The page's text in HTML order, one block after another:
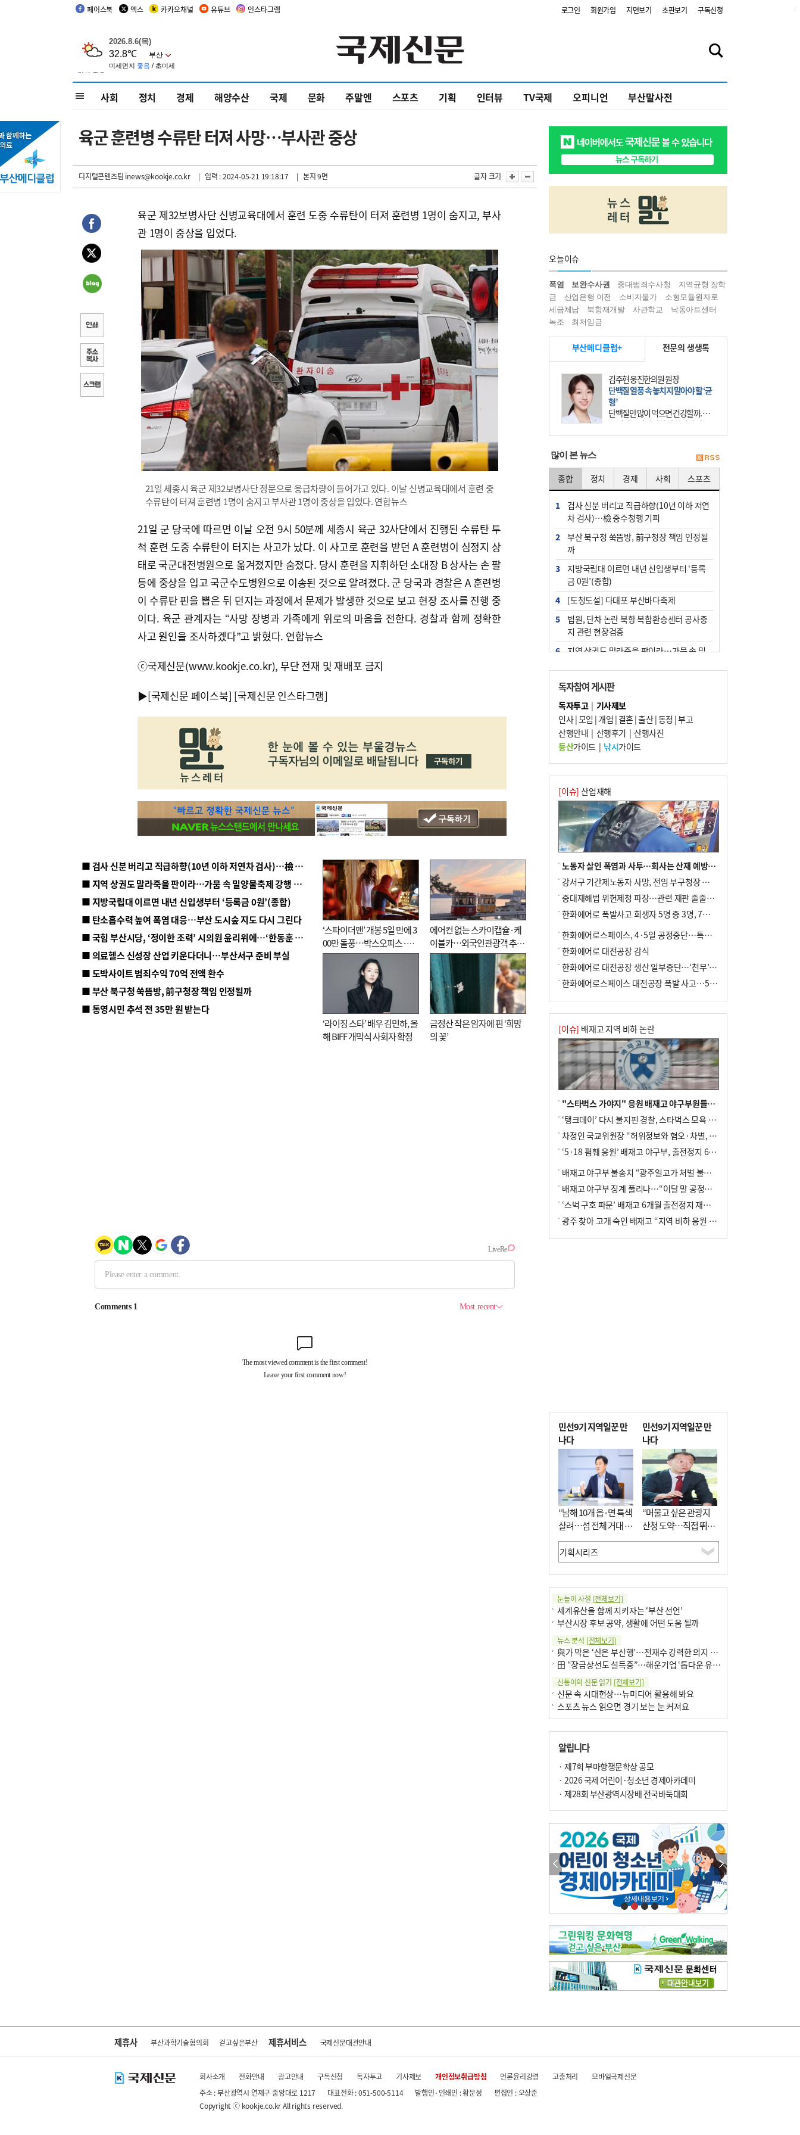
페이스북 엑스 카카오채널 유튜브 인스타그램 로그인 회원가입 지면보기 초판보기 구독신청
사회 정치 경제 해양수산 국제 문화 주말엔 스포츠 기획 인터뷰 TV국제 오피니언 부산말사전
육군 훈련병 수류탄 터져 사망…부사관 중상
디지털콘텐츠팀 inews@kookje.co.kr | 입력 : 2024-05-21 19:18:17 | 본지 9면 글자 크기
육군 제32보병사단 신병교육대에서 훈련 도중 수류탄이 터져 훈련병 1명이 숨지고, 부사
관 1명이 중상을 입었다.
21일 세종시 육군 제32보병사단 정문으로 응급차량이 들어가고 있다. 이날 신병교육대에서 훈련 중
수류탄이 터져 훈련병 1명이 숨지고 부사관 1명이 중상을 입었다. 연합뉴스
21일 군 당국에 따르면 이날 오전 9시 50분께 세종시 육군 32사단에서 진행된 수류탄 투
척 훈련 도중 수류탄이 터지는 사고가 났다. 이 사고로 훈련을 받던 A 훈련병이 심정지 상
태로 국군대전병원으로 옮겨졌지만 숨졌다. 당시 훈련을 지휘하던 소대장 B 상사는 손 팔
등에 중상을 입고 국군수도병원으로 이송된 것으로 알려졌다. 군 당국과 경찰은 A 훈련병
이 수류탄 핀을 뽑은 뒤 던지는 과정에서 문제가 발생한 것으로 보고 현장 조사를 진행 중
이다. 육군 관계자는 “사망 장병과 가족에게 위로의 마음을 전한다. 경찰과 함께 정확한
사고 원인을 조사하겠다”고 밝혔다. 연합뉴스
ⓒ국제신문(www.kookje.co.kr), 무단 전재 및 재배포 금지
▶[국제신문 페이스북] [국제신문 인스타그램]
■ 검사 신분 버리고 직급하향(10년 이하 저연차 검사)…檢 중수청행 기피
■ 지역 상권도 말라죽을 판이라…가뭄 속 밀양물축제 강행 논란
■ 지방국립대 이르면 내년 신입생부터 ‘등록금 0원’(종합)
■ 탄소흡수력 높여 폭염 대응…부산 도시숲 지도 다시 그린다
■ 국힘 부산시당, ‘정이한 조력’ 시의원 윤리위에…‘한동훈 지지’도 신고접수
■ 의료헬스 신성장 산업 키운다더니…부산서구 준비 부실
■ 도박사이트 범죄수익 70억 전액 환수
■ 부산 북구청 쑥뜸방, 前구청장 책임 인정될까
■ 통영시민 추석 전 35만 원 받는다
‘스파이더맨’ 개봉 5일 만에 3
00만 돌풍…박스오피스·예
매율 동시 1위
에어컨 없는 스카이캡슐·케
이블카…외국인관광객 추억
대신 고역 될라
‘라이징 스타’ 배우 김민하, 올
해 BIFF 개막식 사회자 확정
금정산 작은 암자에 핀 ‘희망
의 꽃’
오늘이슈
폭염 보완수사권 중대범죄수사청
지역균형 장학
금
산업은행 이전 소비자물가
소형모듈원자로
세금체납
북항재개발 사관학교
낙동아트센터
녹조
최저임금
부산메디클럽+ 전문의 생생톡
김주현 웅진한의원 원장
단백질 열풍 속 놓치지 말아야 할 ‘균
형’
단백질만 많이 먹으면 건강할까. 요
즘 건강을 이야기할 때 빠지지 않는
키워드가 단백질이다. 헬스장을 다니
많이 본 뉴스
종합 정치 경제 사회 스포츠
1
검사 신분 버리고 직급하향(10년 이하 저연
차 검사)…檢 중수청행 기피
2
부산 북구청 쑥뜸방, 前구청장 책임 인정될
까
3
지방국립대 이르면 내년 신입생부터 ‘등록
금 0원’(종합)
4
[도청도설] 다대포 부산바다축제
5
법원, 단차 논란 북항 복합환승센터 공사중
지 관련 현장검증
6
지역 상권도 말라죽을 판이라…가뭄 속 밀
7
통영시민 추석 전 35만 원 받는다
8
부산 철강공장 50대 노동자 추락사
9
국힘 부산시당, ‘정이한 조력’ 시의원 윤리
위에…‘한동훈 지지’도 신고접수
10 탄소흡수력 높여 폭염 대응…부산 도시숲
지도 다시 그린다
독자참여 게시판
독자투고| 기사제보
인사|모임 | 개업 | 결혼|출산|동정 |부고
산행안내 | 산행후기 | 산행사진
등산가이드| 낚시가이드
[이슈] 산업재해
노동자 살인 폭염과 사투…회사는 산재 예방·전기료 절감 전력
강서구 기간제노동자 사망, 전임 부구청장 檢 송치
중대재해법 위헌제청 파장…관련 재판 줄줄이 브레이크
한화에어로 폭발사고 희생자 5명 중 3명, 7일 영면
한화에어로스페이스, 4·5일 공정중단…특별 안전점검
한화에어로 대전공장 감식
한화에어로 대전공장 생산 일부중단…‘천무’ 수출 비상
한화에어로스페이스 대전공장 폭발 사고…5명 사망·2명 부상(종합)
[이슈] 배재고 지역 비하 논란
"스타벅스 가야지" 응원 배재고 야구부원들, 학교서 징계 처분
‘탱크데이’ 다시 불지핀 경찰, 스타벅스 모욕 혐의 압수수색
차정인 국교위원장 “허위정보와 혐오·차별, 학교 교실까지 유입"
‘5·18 폄훼 응원’ 배재고 야구부, 출전정지 6개월→1개월 감경
배재고 야구부 불송치 “광주일고가 처벌 불원 의사 표해”
배재고 야구부 징계 풀리나…“이달 말 공정위서 재심의”
‘스벅 구호 파문’ 배재고 6개월 출전정지 재심 신청키로
광주 찾아 고개 숙인 배재고 “지역 비하 응원 잘못”(종합)
민선9기 지역일꾼 만
나다
“남해 10개 읍·면 특색
살려…섬 전체 거대 정
원으로 조성”
민선9기 지역일꾼 만
나다
“머물고 싶은 관광지
산청 도약…직접 뛰며
‘돈 버는 군수’ 될 것”
눈높이 사설 [전체보기]
세계유산을 함께 지키자는 ‘부산 선언’
부산시장 후보 공약, 생활에 어떤 도움 될까
뉴스 분석 [전체보기]
與가 막은 ‘산은 부산행’…전재수 강력한 의지 표명 없인 공염불
田 “장금상선도 설득중”…해운기업 ‘톱다운 유치전’ 가속
신통이의 신문 읽기 [전체보기]
신문 속 시대현상…뉴미디어 활용해 봐요
스포츠 뉴스 읽으면 경기 보는 눈 커져요
구·군 승진 축하화분 관행 없애자니 소상공인 울상
팩트체크 [전체보기]
서산 간월암
한 손 뉴스[전체보기]
골목 맛집 발굴 고메 셀렉션…부산시, 페스티벌 시월 연계
이란 공습 경고·취소 되풀이…오락가락 트럼프 비꼰 ‘타코’
오늘의 날씨-[전체보기]
오늘의 날씨- 2026년 8월 6일
오늘의 날씨- 2026년 8월 5일
우리 결혼해요-[전체보기]
우리 결혼해요- 김홍윤·정세빈 커플
알립니다
· 제7회 부마항쟁문학상 공모
· 2026 국제 어린이·청소년 경제아카데미
· 제28회 부산광역시장배 전국바둑대회
제휴사 부산과학기술협의회 걷고싶은부산 제휴서비스 국제신문대관안내
회사소개 전화안내 광고안내 구독신청 독자투고 기사제보 개인정보취급방침 언론윤리강령 고충처리
모바일국제신문
주소 : 부산광역시 연제구 중앙대로 1217
대표전화 : 051-500-5114 발행인·인쇄인 : 황문성
편집인 : 오상준
Copyright ⓒ kookje.co.kr All rights reserved.